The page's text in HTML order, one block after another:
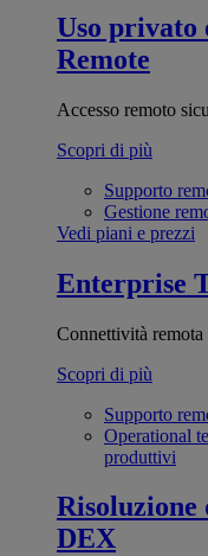
Uso privato
Remote
Accesso remoto
Scopri di più
Supporto
Gestione
Vedi piani e prezzi
Enterprise
Connettività
Scopri di più
Supporto
Operational
produttivi
DEX